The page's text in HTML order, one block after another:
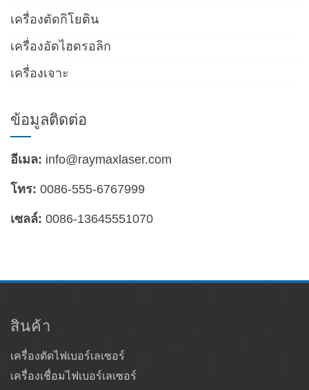
เกวียน / รถยนต์, การแปรรูปชิ้นส่วนรถเครน
งานตัดเหล็ก เจาะ ดัด
เครื่องตัดกิโยติน
เครื่องอัดไฮดรอลิก
เครื่องเจาะ
ข้อมูลติดต่อ
อีเมล: info@raymaxlaser.com
โทร: 0086-555-6767999
เซลล์: 0086-13645551070
สินค้า
เครื่องตัดไฟเบอร์เลเซอร์
เครื่องเชื่อมไฟเบอร์เลเซอร์